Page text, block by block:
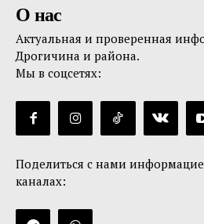
О нас
Актуальная и проверенная
Дрогичина и района.
Мы в соцсетях:
Поделиться с нами
каналах: